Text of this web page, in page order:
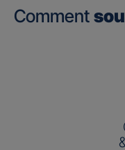
Comment